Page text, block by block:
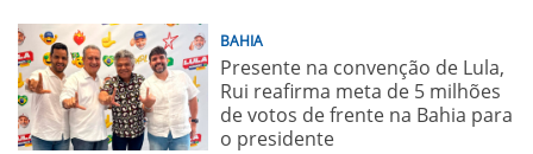
BAHIA
Presente na convenção de Lula,
Rui reafirma meta de 5 milhões
de votos de frente na Bahia para
o presidente